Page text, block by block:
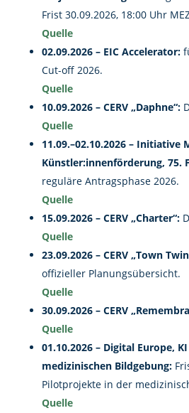
Frist 30.09.2026, 18:00 Uhr
Quelle
02.09.2026 – EIC Accelerator:
Cut-off 2026.
Quelle
10.09.2026 – CERV „Daphne“:
Quelle
11.09.–02.10.2026 – Initiative
Künstler:innenförderung, 75.
reguläre Antragsphase 2026.
Quelle
15.09.2026 – CERV „Charter“:
Quelle
23.09.2026 – CERV „Town
offizieller Planungsübersicht.
Quelle
30.09.2026 – CERV
Quelle
01.10.2026 – Digital Europe,
medizinischen Bildgebung:
Pilotprojekte in der
Quelle